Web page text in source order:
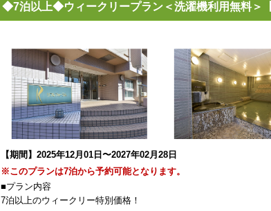
◆7泊以上◆ウィークリープラン＜洗濯機利用無料＞【
【期間】2025年12月01日〜2027年02月28日
※このプランは7泊から予約可能となります。
■プラン内容
7泊以上のウィークリー特別価格！